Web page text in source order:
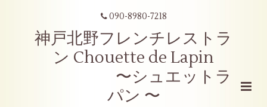
090-8980-7218
神戸北野フレンチレストラ
ン Chouette de Lapin
〜シュエットラ
パン 〜